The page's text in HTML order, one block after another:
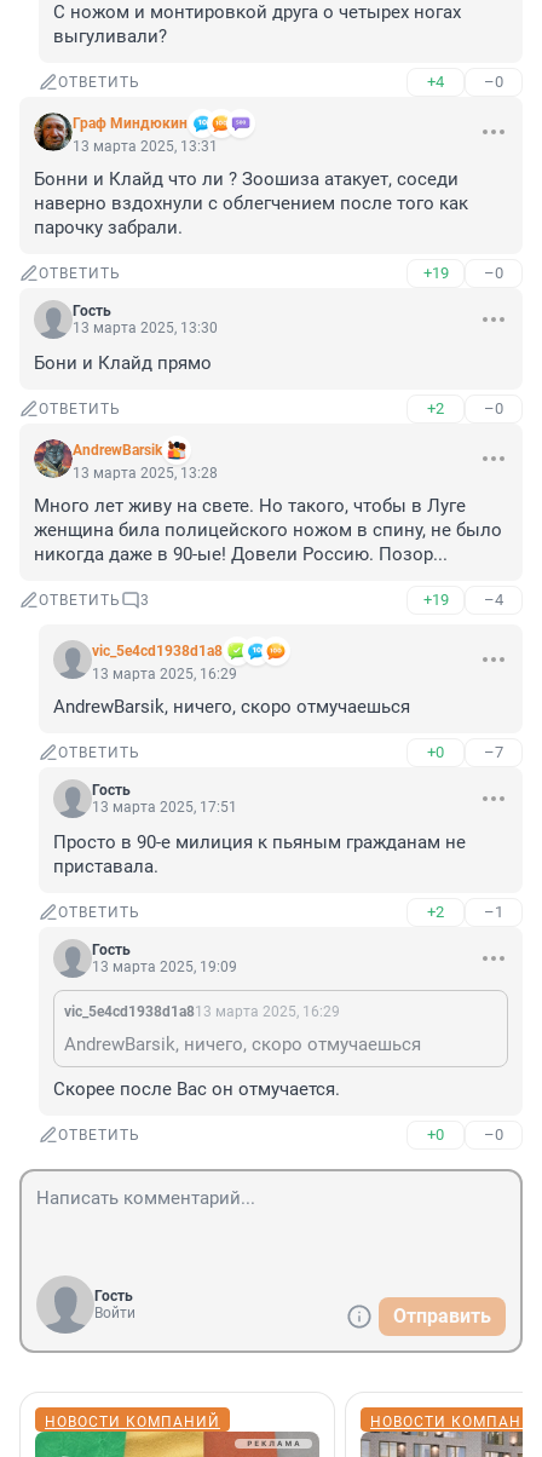
С ножом и монтировкой друга о четырех ногах
выгуливали?
ОТВЕТИТЬ +4 –0
Граф Миндюкин
13 марта 2025, 13:31
Бонни и Клайд что ли ? Зоошиза атакует, соседи
наверно вздохнули с облегчением после того как
парочку забрали.
ОТВЕТИТЬ +19 –0
Гость
13 марта 2025, 13:30
Бони и Клайд прямо
ОТВЕТИТЬ +2 –0
AndrewBarsik
13 марта 2025, 13:28
Много лет живу на свете. Но такого, чтобы в Луге
женщина била полицейского ножом в спину, не было
никогда даже в 90-ые! Довели Россию. Позор...
ОТВЕТИТЬ 3 +19 –4
vic_5e4cd1938d1a8
13 марта 2025, 16:29
AndrewBarsik, ничего, скоро отмучаешься
ОТВЕТИТЬ +0 –7
Гость
13 марта 2025, 17:51
Просто в 90-е милиция к пьяным гражданам не
приставала.
ОТВЕТИТЬ +2 –1
Гость
13 марта 2025, 19:09
vic_5e4cd1938d1a813 марта 2025, 16:29
AndrewBarsik, ничего, скоро отмучаешься
Скорее после Вас он отмучается.
ОТВЕТИТЬ +0 –0
Гость
Войти
Отправить
НОВОСТИ КОМПАНИЙ НОВОСТИ